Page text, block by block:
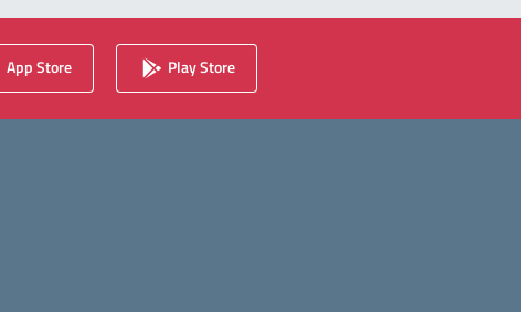
App Store Play Store